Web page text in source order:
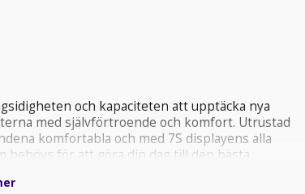
och kapaciteten att upptäcka nya
med självförtroende och komfort. Utrustad
komfortabla och med 7S displayens alla
för att göra din dag till den bästa.